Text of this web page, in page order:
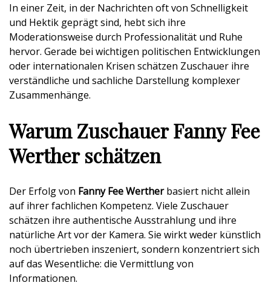
In einer Zeit, in der Nachrichten oft von Schnelligkeit
und Hektik geprägt sind, hebt sich ihre
Moderationsweise durch Professionalität und Ruhe
hervor. Gerade bei wichtigen politischen Entwicklungen
oder internationalen Krisen schätzen Zuschauer ihre
verständliche und sachliche Darstellung komplexer
Zusammenhänge.
Warum Zuschauer Fanny Fee
Werther schätzen
Der Erfolg von Fanny Fee Wertherbasiert nicht allein
auf ihrer fachlichen Kompetenz. Viele Zuschauer
schätzen ihre authentische Ausstrahlung und ihre
natürliche Art vor der Kamera. Sie wirkt weder künstlich
noch übertrieben inszeniert, sondern konzentriert sich
auf das Wesentliche: die Vermittlung von
Informationen.